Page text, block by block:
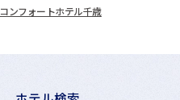
コンフォートホテル千歳